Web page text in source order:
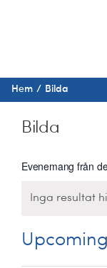
Hem Bilda
Bilda
Evenemang från
Notice
Inga resultat
Upcoming
Välj